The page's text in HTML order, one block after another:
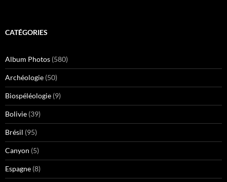
CATÉGORIES
Album Photos (580)
Archéologie (50)
Biospéléologie (9)
Bolivie (39)
Brésil (95)
Canyon (5)
Espagne (8)